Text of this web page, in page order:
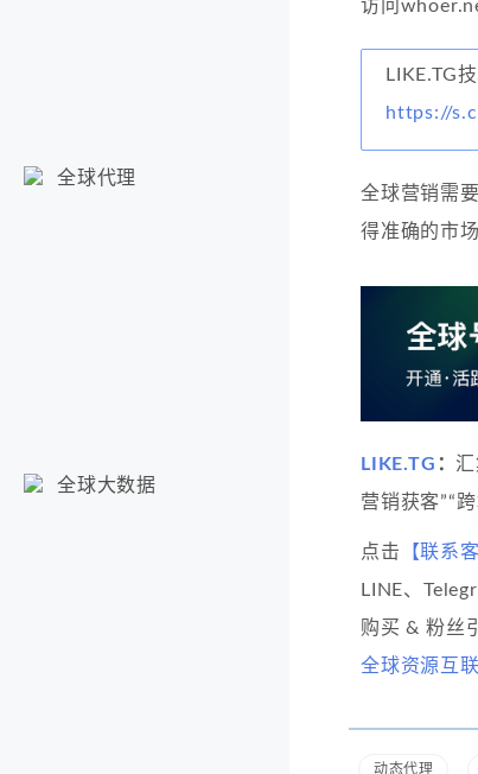
全球代理
全球大数据
访问
LIKE.TG
https://
全球营销需
得准确的市场
LIKE.TG ：
营销获客”“
点击 【联系
LINE、
购买 & 粉丝
全球资源互
动态代理